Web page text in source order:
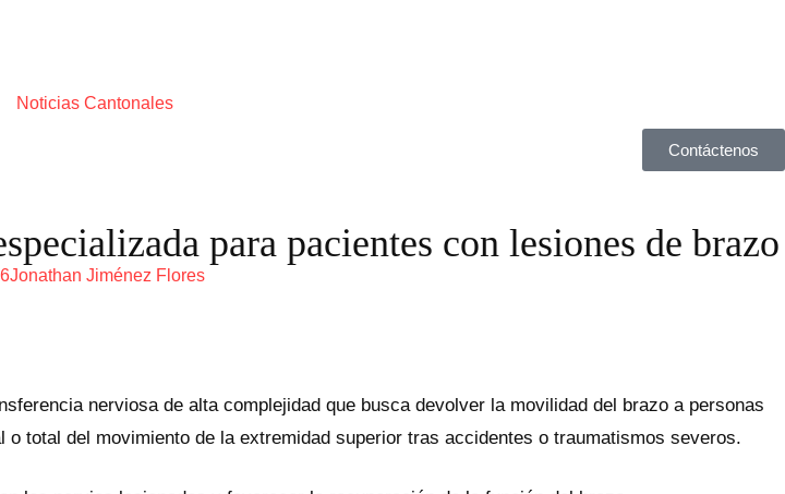
Noticias Cantonales
Contáctenos
para pacientes con lesiones de brazo
Jonathan Jiménez Flores
nerviosa de alta complejidad que busca devolver la movilidad del brazo a personas
total del movimiento de la extremidad superior tras accidentes o traumatismos severos.